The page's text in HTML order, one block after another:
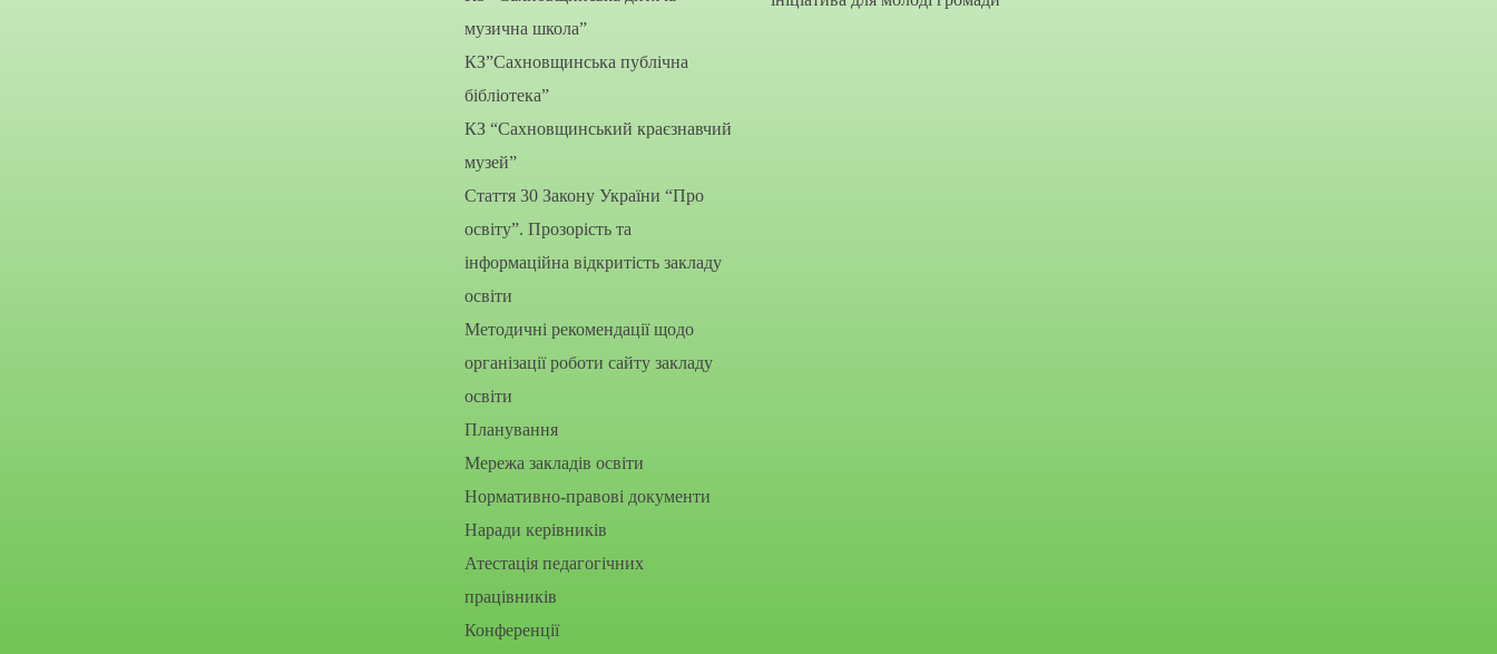
музична школа”
КЗ”Сахновщинська публічна
бібліотека”
КЗ “Сахновщинський краєзнавчий
музей”
Стаття 30 Закону України “Про
освіту”. Прозорість та
інформаційна відкритість закладу
освіти
Методичні рекомендації щодо
організації роботи сайту закладу
освіти
Планування
Мережа закладів освіти
Нормативно-правові документи
Наради керівників
Атестація педагогічних
працівників
Конференції